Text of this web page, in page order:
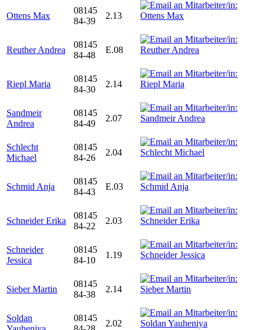
Ottens Max
08145
84-39
2.13
Reuther Andrea
08145
84-48
E.08
Riepl Maria
08145
84-30
2.14
Sandmeir
Andrea
08145
84-49
2.07
Schlecht
Michael
08145
84-26
2.04
Schmid Anja
08145
84-43
E.03
Schneider Erika
08145
84-22
2.03
Schneider
Jessica
08145
84-10
1.19
Sieber Martin
08145
84-38
2.14
Soldan
08145
2.02